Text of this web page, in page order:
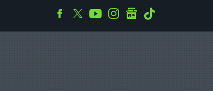
Facebook
TwitterYoutubeInstagramgooglenews